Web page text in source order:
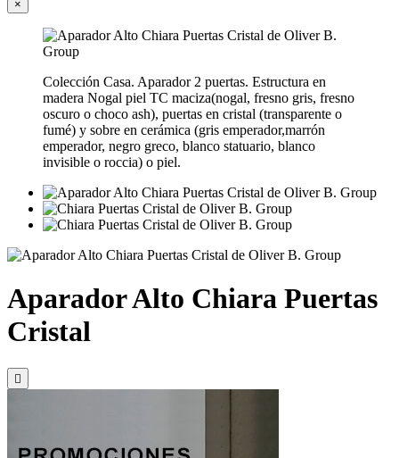
×
Colección Casa. Aparador 2 puertas. Estructura en
madera Nogal piel TC maciza(nogal, fresno gris, fresno
oscuro o choco ash), puertas en cristal (transparente o
fumé) y sobre en cerámica (gris emperador,marrón
emperador, negro greco, blanco statuario, blanco
invisible o roccia) o piel.
Aparador Alto Chiara Puertas
Cristal
